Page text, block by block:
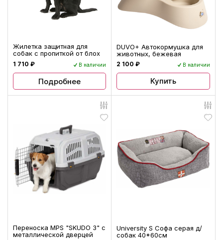
Жилетка защитная для
собак с пропиткой от блох
1 710 ₽ В наличии
Подробнее
DUVO+ Автокормушка для
животных, бежевая
2 100 ₽ В наличии
Купить
Переноска MPS "SKUDO 3" с
металлической дверцей
University S Софа серая д/
собак 40*60см